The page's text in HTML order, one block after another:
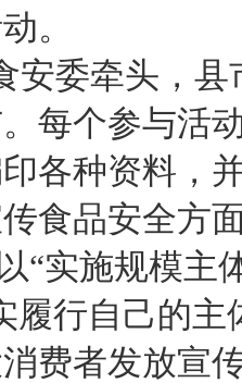
。
安委牵头，
每个参与活
各种资料，
食品安全方面
“实施规模主
履行自己的
费者发放宣